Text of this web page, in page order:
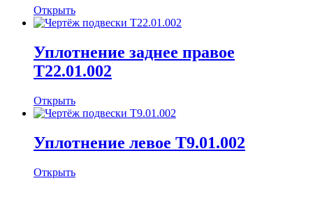
Открыть
Уплотнение заднее правое
Т22.01.002
Открыть
Уплотнение левое Т9.01.002
Открыть